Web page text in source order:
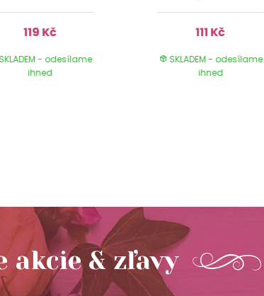
119 Kč
SKLADEM - odesílame
ihned
111 Kč
SKLADEM - odesílame
ihned
akcie & zľavy